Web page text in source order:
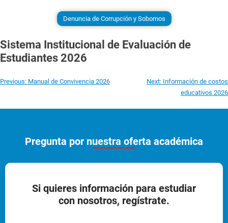
Denuncia de Corrupción y Sobornos
Sistema Institucional de Evaluación de
Estudiantes 2026
Previous: Manual de Convivencia 2026 Next: Información de costos
educativos 2026
Pregunta por nuestra oferta académica
Si quieres información para estudiar
con nosotros, regístrate.